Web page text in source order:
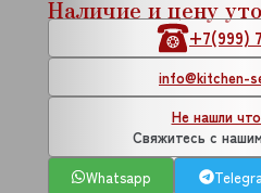
Наличие и цену
+7(999)
info@kitchen-
Не нашли
Свяжитесь с
Whatsapp